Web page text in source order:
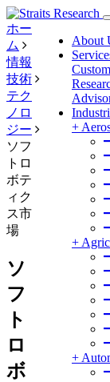
About
+
+
+
ホー
ム
情報
技術
テク
ノロ
ジー
ソフ
トロ
ボテ
ィク
ス市
場
ソ
フ
ト
ロ
ボ